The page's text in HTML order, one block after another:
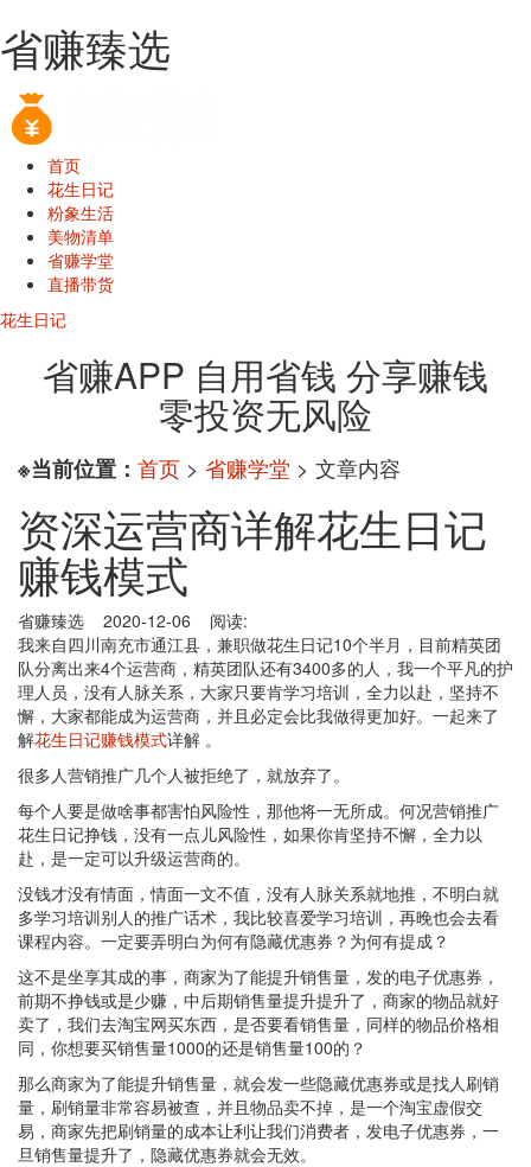
省赚臻选
首页
花生日记
粉象生活
美物清单
省赚学堂
直播带货
花生日记
省赚APP 自用省钱 分享赚钱
零投资无风险
※当前位置： 首页 > 省赚学堂 > 文章内容
资深运营商详解花生日记
赚钱模式
省赚臻选 2020-12-06 阅读:
我来自四川南充市通江县，兼职做花生日记10个半月，目前精英团
队分离出来4个运营商，精英团队还有3400多的人，我一个平凡的护
理人员，没有人脉关系，大家只要肯学习培训，全力以赴，坚持不
懈，大家都能成为运营商，并且必定会比我做得更加好。一起来了
解花生日记赚钱模式详解 。
很多人营销推广几个人被拒绝了，就放弃了。
每个人要是做啥事都害怕风险性，那他将一无所成。何况营销推广
花生日记挣钱，没有一点儿风险性，如果你肯坚持不懈，全力以
赴，是一定可以升级运营商的。
没钱才没有情面，情面一文不值，没有人脉关系就地推，不明白就
多学习培训别人的推广话术，我比较喜爱学习培训，再晚也会去看
课程内容。一定要弄明白为何有隐藏优惠券？为何有提成？
这不是坐享其成的事，商家为了能提升销售量，发的电子优惠券，
前期不挣钱或是少赚，中后期销售量提升提升了，商家的物品就好
卖了，我们去淘宝网买东西，是否要看销售量，同样的物品价格相
同，你想要买销售量1000的还是销售量100的？
那么商家为了能提升销售量，就会发一些隐藏优惠券或是找人刷销
量，刷销量非常容易被查，并且物品卖不掉，是一个淘宝虚假交
易，商家先把刷销量的成本让利让我们消费者，发电子优惠券，一
旦销售量提升了，隐藏优惠券就会无效。